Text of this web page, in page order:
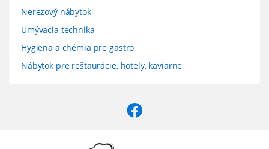
Nerezový nábytok
Umývacia technika
Hygiena a chémia pre gastro
Nábytok pre reštaurácie, hotely, kaviarne